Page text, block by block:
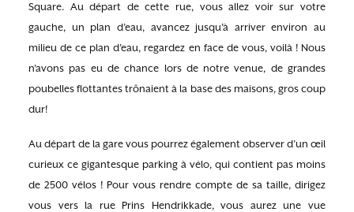
Square. Au départ de cette rue, vous allez voir sur votre
gauche, un plan d’eau, avancez jusqu’à arriver environ au
milieu de ce plan d’eau, regardez en face de vous, voilà ! Nous
n’avons pas eu de chance lors de notre venue, de grandes
poubelles flottantes trônaient à la base des maisons, gros coup
dur!
Au départ de la gare vous pourrez également observer d’un œil
curieux ce gigantesque parking à vélo, qui contient pas moins
de 2500 vélos ! Pour vous rendre compte de sa taille, dirigez
vous vers la rue Prins Hendrikkade, vous aurez une vue